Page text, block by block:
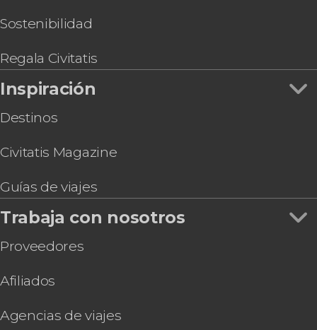
Sostenibilidad
Regala Civitatis
Inspiración
Destinos
Civitatis Magazine
Guías de viajes
Trabaja con nosotros
Proveedores
Afiliados
Agencias de viajes